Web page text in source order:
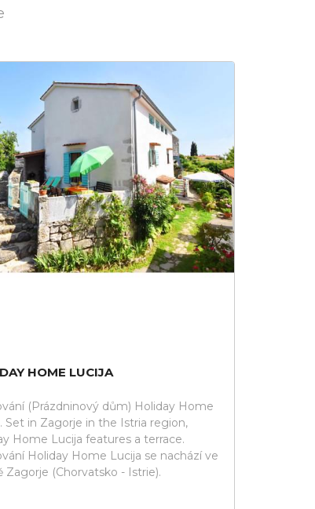
HOME LUCIJA
(Prázdninový dům) Holiday Home
Set in Zagorje in the Istria region,
Home Lucija features a terrace.
Holiday Home Lucija se nachází ve
Zagorje (Chorvatsko - Istrie).